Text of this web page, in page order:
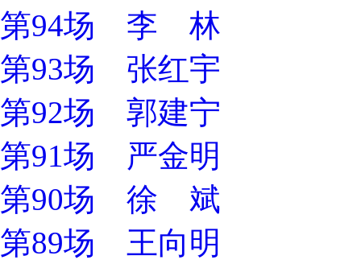
第94场 李 林
第93场 张红宇
第92场 郭建宁
第91场 严金明
第90场 徐 斌
第89场 王向明